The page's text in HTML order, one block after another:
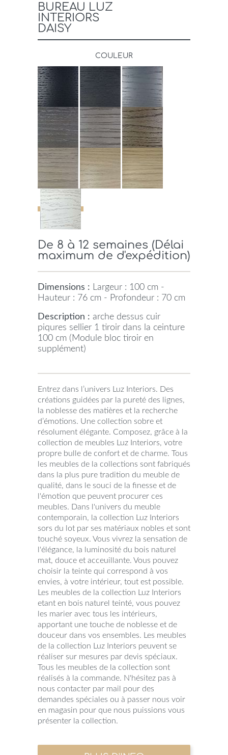
BUREAU LUZ
INTERIORS
DAISY
COULEUR
De 8 à 12 semaines (Délai
maximum de d'expédition)
Dimensions : Largeur : 100 cm -
Hauteur : 76 cm - Profondeur : 70 cm
Description : arche dessus cuir
piqures sellier 1 tiroir dans la ceinture
100 cm (Module bloc tiroir en
supplément)
Entrez dans l’univers Luz Interiors. Des
créations guidées par la pureté des lignes,
la noblesse des matières et la recherche
d’émotions. Une collection sobre et
résolument élégante. Composez, grâce à la
collection de meubles Luz Interiors, votre
propre bulle de confort et de charme. Tous
les meubles de la collections sont fabriqués
dans la plus pure tradition du meuble de
qualité, dans le souci de la finesse et de
l'émotion que peuvent procurer ces
meubles. Dans l'univers du meuble
contemporain, la collection Luz Interiors
sors du lot par ses matériaux nobles et sont
touché soyeux. Vous vivrez la sensation de
l'élégance, la luminosité du bois naturel
mat, douce et acceuillante. Vous pouvez
choisir la teinte qui correspond à vos
envies, à votre intérieur, tout est possible.
Les meubles de la collection Luz Interiors
etant en bois naturel teinté, vous pouvez
les marier avec tous les intérieurs,
apportant une touche de noblesse et de
douceur dans vos ensembles. Les meubles
de la collection Luz Interiors peuvent se
réaliser sur mesures par devis spéciaux.
Tous les meubles de la collection sont
réalisés à la commande. N'hésitez pas à
nous contacter par mail pour des
demandes spéciales ou à passer nous voir
en magasin pour que nous puissions vous
présenter la collection.